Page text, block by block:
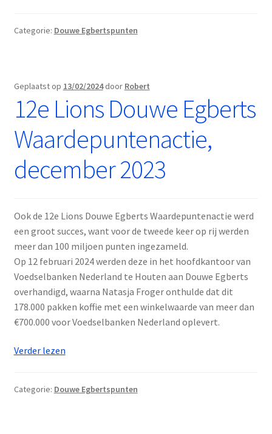
Egberts
2024
Categorie: Douwe Egbertspunten
Geplaatst op 13/02/2024 door Robert
12e Lions Douwe Egberts
Waardepuntenactie,
december 2023
Ook de 12e Lions Douwe Egberts Waardepuntenactie werd
een groot succes, want voor de tweede keer op rij werden
meer dan 100 miljoen punten ingezameld.
Op 12 februari 2024 werden deze in het hoofdkantoor van
Voedselbanken Nederland te Houten aan Douwe Egberts
overhandigd, waarna Natasja Froger onthulde dat dit
178.000 pakken koffie met een winkelwaarde van meer dan
€700.000 voor Voedselbanken Nederland oplevert.
Verder lezen12e
Egberts
Categorie: Douwe Egbertspunten